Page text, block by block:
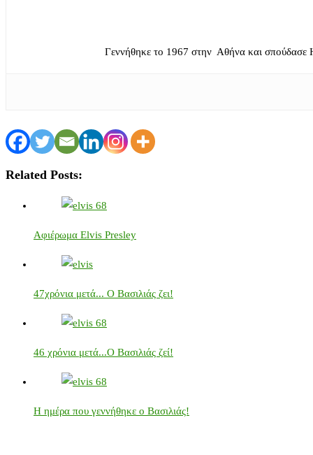
Γεννήθηκε το 1967 στην Αθήνα και σπούδασε
Related Posts:
Αφιέρωμα Elvis Presley
47χρόνια μετά... Ο Βασιλιάς ζει!
46 χρόνια μετά...Ο Βασιλιάς ζεί!
Η ημέρα που γεννήθηκε ο Βασιλιάς!